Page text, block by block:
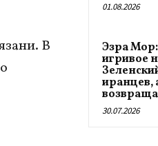
В
01.08.2026
Эзра
игривое
иранцев,
30.07.2026